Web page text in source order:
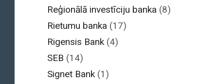
Reģionālā investīciju banka (8)
Rietumu banka (17)
Rigensis Bank (4)
SEB (14)
Signet Bank (1)